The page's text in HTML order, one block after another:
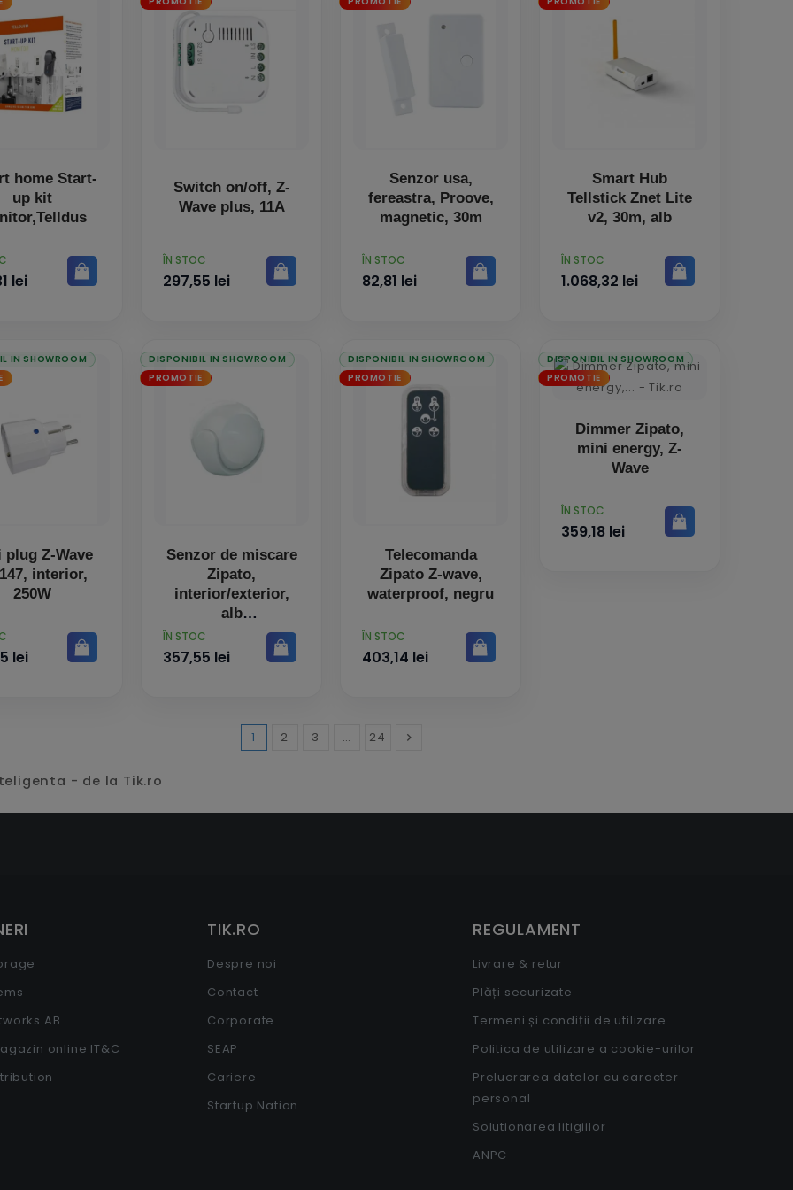
home Start-
up kit
lei
Switch on/off, Z-
Wave plus, 11A
PRET
ÎN STOC
297,55 lei
Senzor usa,
fereastra, Proove,
magnetic, 30m
PRET
ÎN STOC
82,81 lei
Smart Hub
Tellstick Znet Lite
v2, 30m, alb
PRET
ÎN STOC
1.068,32 lei
IN SHOWROOM
plug Z-Wave
interior,
250W
lei
DISPONIBIL IN SHOWROOM
PROMOTIE
Senzor de miscare
Zipato,
interior/exterior,
alb
PRET
ÎN STOC
357,55 lei
DISPONIBIL IN SHOWROOM
PROMOTIE
Telecomanda
Zipato Z-wave,
waterproof, negru
PRET
ÎN STOC
403,14 lei
DISPONIBIL IN SHOWROOM
PROMOTIE
Dimmer Zipato,
mini energy, Z-
Wave
PRET
ÎN STOC
359,18 lei
1 2 3 … 24 Inainte

- de la Tik.ro
AB
online IT&C
TIK.RO
Despre noi
Contact
Corporate
SEAP
Cariere
Startup Nation
REGULAMENT
Livrare & retur
Plăți securizate
Termeni și condiții de utilizare
Politica de utilizare a cookie-urilor
Prelucrarea datelor cu caracter
personal
Solutionarea litigiilor
ANPC